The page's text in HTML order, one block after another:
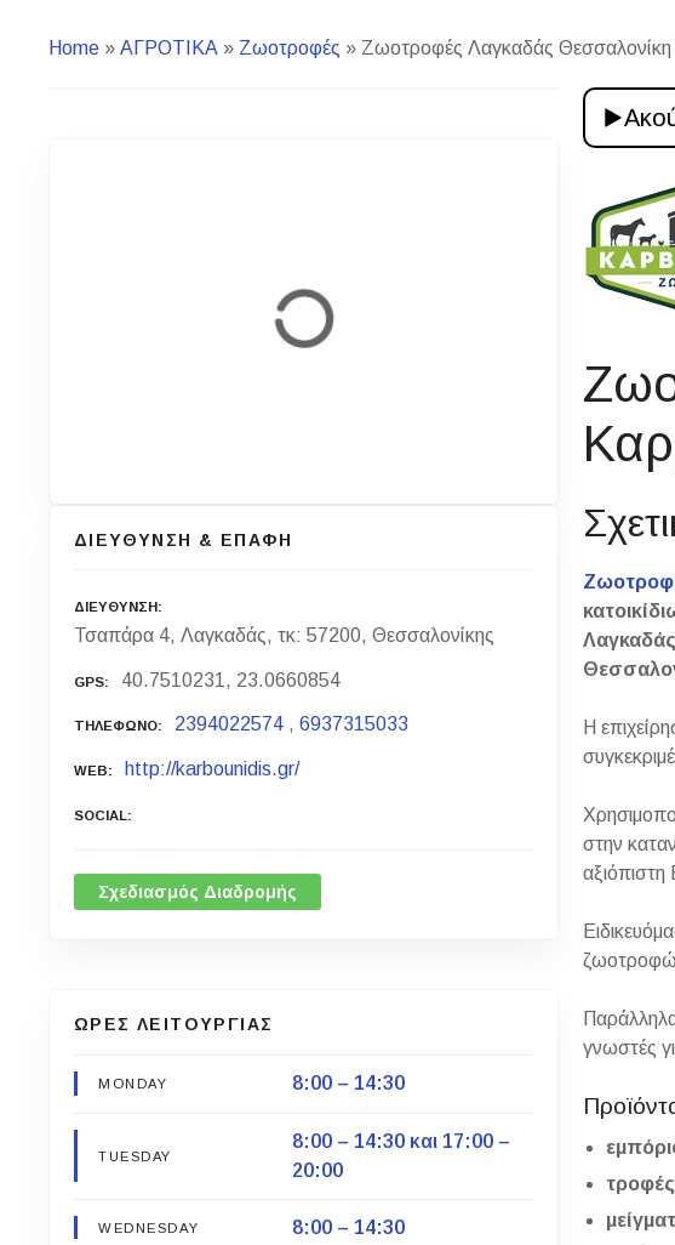
Home » ΑΓΡΟΤΙΚΑ » Ζωοτροφές » Ζωοτροφές Λαγκαδάς Θεσσαλονίκη
ΔΙΕΥΘΥΝΣΗ & ΕΠΑΦΗ
ΔΙΕΥΘΥΝΣΗ
Τσαπάρα 4, Λαγκαδάς, τκ: 57200, Θεσσαλονίκης
GPS 40.7510231, 23.0660854
ΤΗΛΕΦΩΝΟ 2394022574 , 6937315033
WEB http://karbounidis.gr/
SOCIAL
Σχεδιασμός Διαδρομής
ΩΡΕΣ ΛΕΙΤΟΥΡΓΙΑΣ
MONDAY 8:00 – 14:30
TUESDAY
8:00 – 14:30 και 17:00 –
20:00
WEDNESDAY 8:00 – 14:30
Η
στην
αξιόπιστη
γνωστές
τροφές